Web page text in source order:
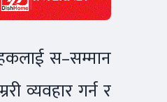
स–सम्मान
व्यवहार गर्न र